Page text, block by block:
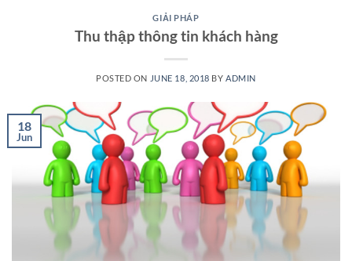
GIẢI PHÁP
Thu thập thông tin khách hàng
POSTED ON JUNE 18, 2018 BYADMIN
18
Jun